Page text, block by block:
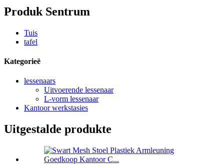
Produk Sentrum
Tuis
tafel
Kategorieë
lessenaars
Uitvoerende lessenaar
L-vorm lessenaar
Kantoor werkstasies
Uitgestalde produkte